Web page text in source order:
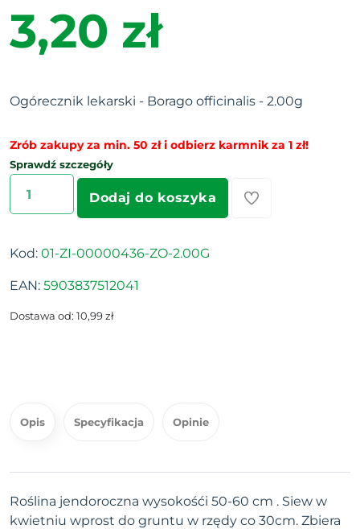
3,20 zł
Ogórecznik lekarski - Borago officinalis - 2.00g
Zrób zakupy za min. 50 zł i odbierz karmnik za 1 zł!
Sprawdź szczegóły
Dodaj do koszyka
Kod: 01-ZI-00000436-ZO-2.00G
EAN: 5903837512041
Dostawa od: 10,99 zł
Opis Specyfikacja Opinie
Roślina jendoroczna wysokośći 50-60 cm . Siew w
kwietniu wprost do gruntu w rzędy co 30cm. Zbiera